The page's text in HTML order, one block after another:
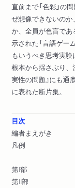
直前まで「色彩」の
ぜ想像できないのか
か、全員が色盲で
示された「言語ゲー
もいうべき思考実
根本から揺さぶり、
実性の問題』にも通
に表れた断片集。
目次
編者まえがき
凡例
第Ⅰ部
第Ⅱ部